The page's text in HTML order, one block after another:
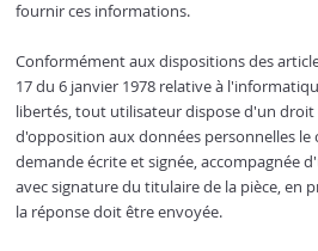
fournir ces informations.
Conformément aux dispositions des
17 du 6 janvier 1978 relative à
libertés, tout utilisateur dispose d'un droit
d'opposition aux données personnelles le
demande écrite et signée, accompagnée
avec signature du titulaire de la pièce, en
la réponse doit être envoyée.